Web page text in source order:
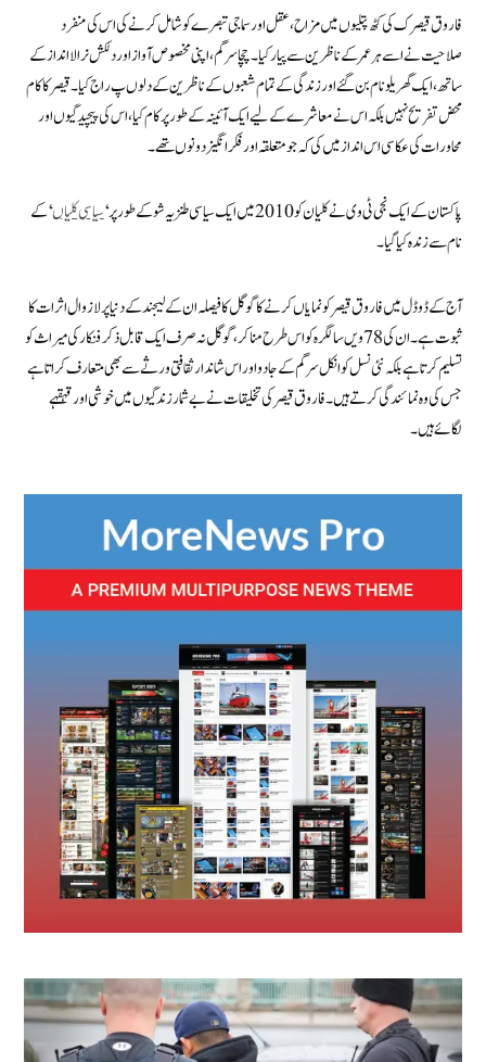
فاروق قیصر ک کی کٹھ پتلیوں میں مزاح، عقل اور سماجی تبصرے کو شامل کرنے کی اس کی منفرد
صلاحیت نے اسے ہر عمر کے ناظرین سے پیار کیا۔ چچا سرگم، اپنی مخصوص آواز اور دلکش نرالا انداز کے
ساتھ، ایک گھریلو نام بن گئے اور زندگی کے تمام شعبوں کے ناظرین کے دلوں پ راج کیا۔ قیصر کا کام
محض تفریح نہیں بلکہ اس نے معاشرے کے لیے ایک آئینہ کے طور پر کام کیا، اس کی پیچیدگیوں اور
محاورات کی عکاسی اس انداز میں کی کہ جو متعلقہ اور فکر انگیز دونوں تھے۔
پاکستان کے ایک نجی ٹی وی نے کلیان کو 2010 میں ایک سیاسی طنزیہ شو کے طور پر ‘ سیاسی کلیاں‘ کے
نام سے زندہ کیا گیا۔
آج کے ڈوڈل میں فاروق قیصر کو نمایاں کرنے کا گوگل کا فیصلہ ان کےلیجند کے دنیا پر لازوال اثرات کا
ثبوت ہے۔ان کی 78 ویں سالگرہ کو اس طرح منا کر، گوگل نہ صرف ایک قابل ذکر فنکار کی میراث کو
تسلیم کرتا ہے بلکہ نئی نسل کو انکل سرگم کے جادو اور اس شاندار ثقافتی ورثے سے بھی متعارف کراتا ہے
جس کی وہ نمائندگی کرتے ہیں۔ فاروق قیصر کی تخلیقات نے بے شمار زندگیوں میں خوشی اور قہقہے
لگائے ہیں۔